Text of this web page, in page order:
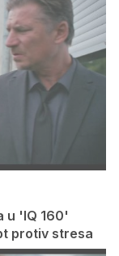
u 'IQ 160'
protiv stresa